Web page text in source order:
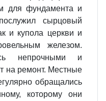
для фундамента и
сырцовый
и купола церкви и
железом.
непрочными и
на ремонт. Местные
обращались
которому они